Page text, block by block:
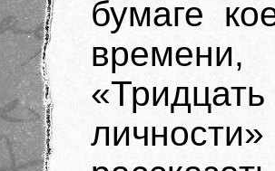
бумаге